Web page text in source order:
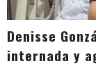
Denisse
internada y